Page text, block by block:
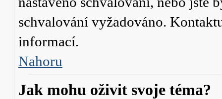
schvalování vyžadováno.
informací.
Nahoru
Jak mohu oživit svoje téma?